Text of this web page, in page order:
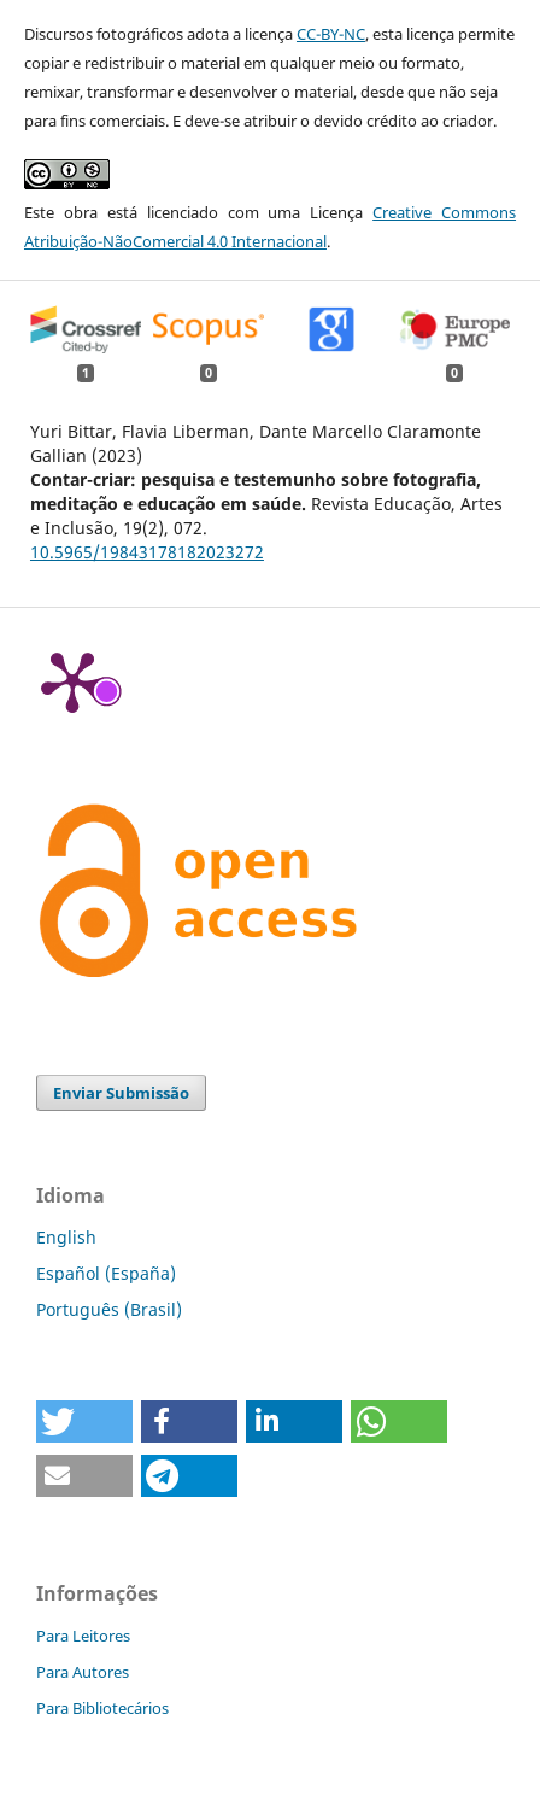
Discursos fotográficos adota a licençaCC-BY-NC, esta licença permite
copiar e redistribuir o material em qualquer meio ou formato,
remixar, transformar e desenvolver o material, desde que não seja
para fins comerciais. E deve-se atribuir o devido crédito ao criador.
Este obra está licenciado com uma LicençaCreative Commons
Atribuição-NãoComercial 4.0 Internacional.
1 0 0
Yuri Bittar, Flavia Liberman, Dante Marcello Claramonte
Gallian (2023)
Contar-criar: pesquisa e testemunho sobre fotografia,
meditação e educação em saúde. Revista Educação, Artes
e Inclusão, 19(2), 072.
10.5965/19843178182023272
Enviar Submissão
Idioma
English
Español (España)
Português (Brasil)
Informações
Para Leitores
Para Autores
Para Bibliotecários